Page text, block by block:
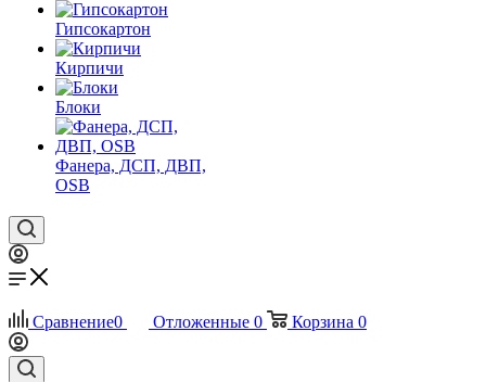
Гипсокартон
Кирпичи
Блоки
Фанера, ДСП, ДВП,
OSB
Сравнение0 Отложенные 0 Корзина 0